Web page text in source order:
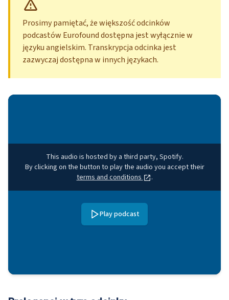
Prosimy pamiętać, że większość odcinków
podcastów Eurofound dostępna jest wyłącznie w
języku angielskim. Transkrypcja odcinka jest
zazwyczaj dostępna w innych językach.
This audio is hosted by a third party, Spotify.
By clicking on the button to play the audio you accept their
terms and conditions
.
Play podcast